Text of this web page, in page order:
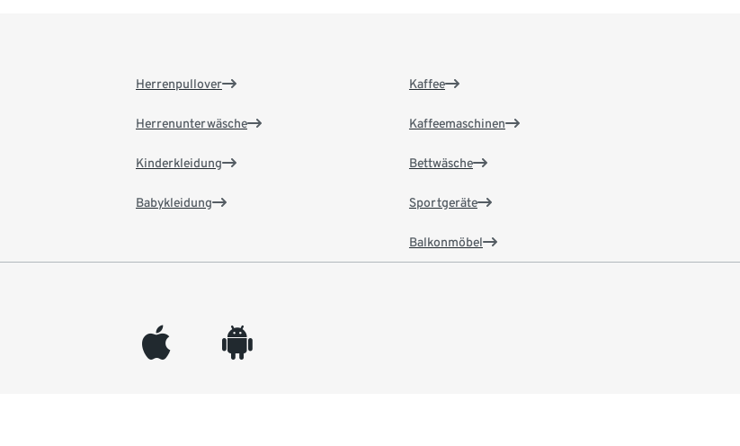
Herrenpullover
Herrenunterwäsche
Kinderkleidung
Babykleidung
Kaffee
Kaffeemaschinen
Bettwäsche
Sportgeräte
Balkonmöbel
appleinc android